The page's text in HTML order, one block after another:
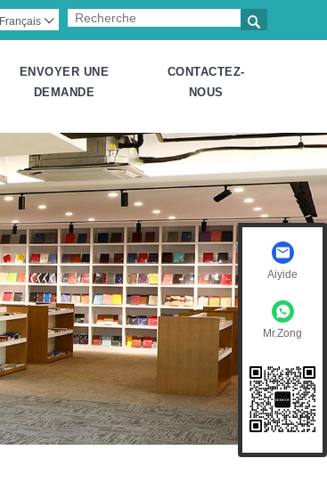

Français 
ENVOYER UNE
DEMANDE
CONTACTEZ-
NOUS
Aiyide
Mr.Zong